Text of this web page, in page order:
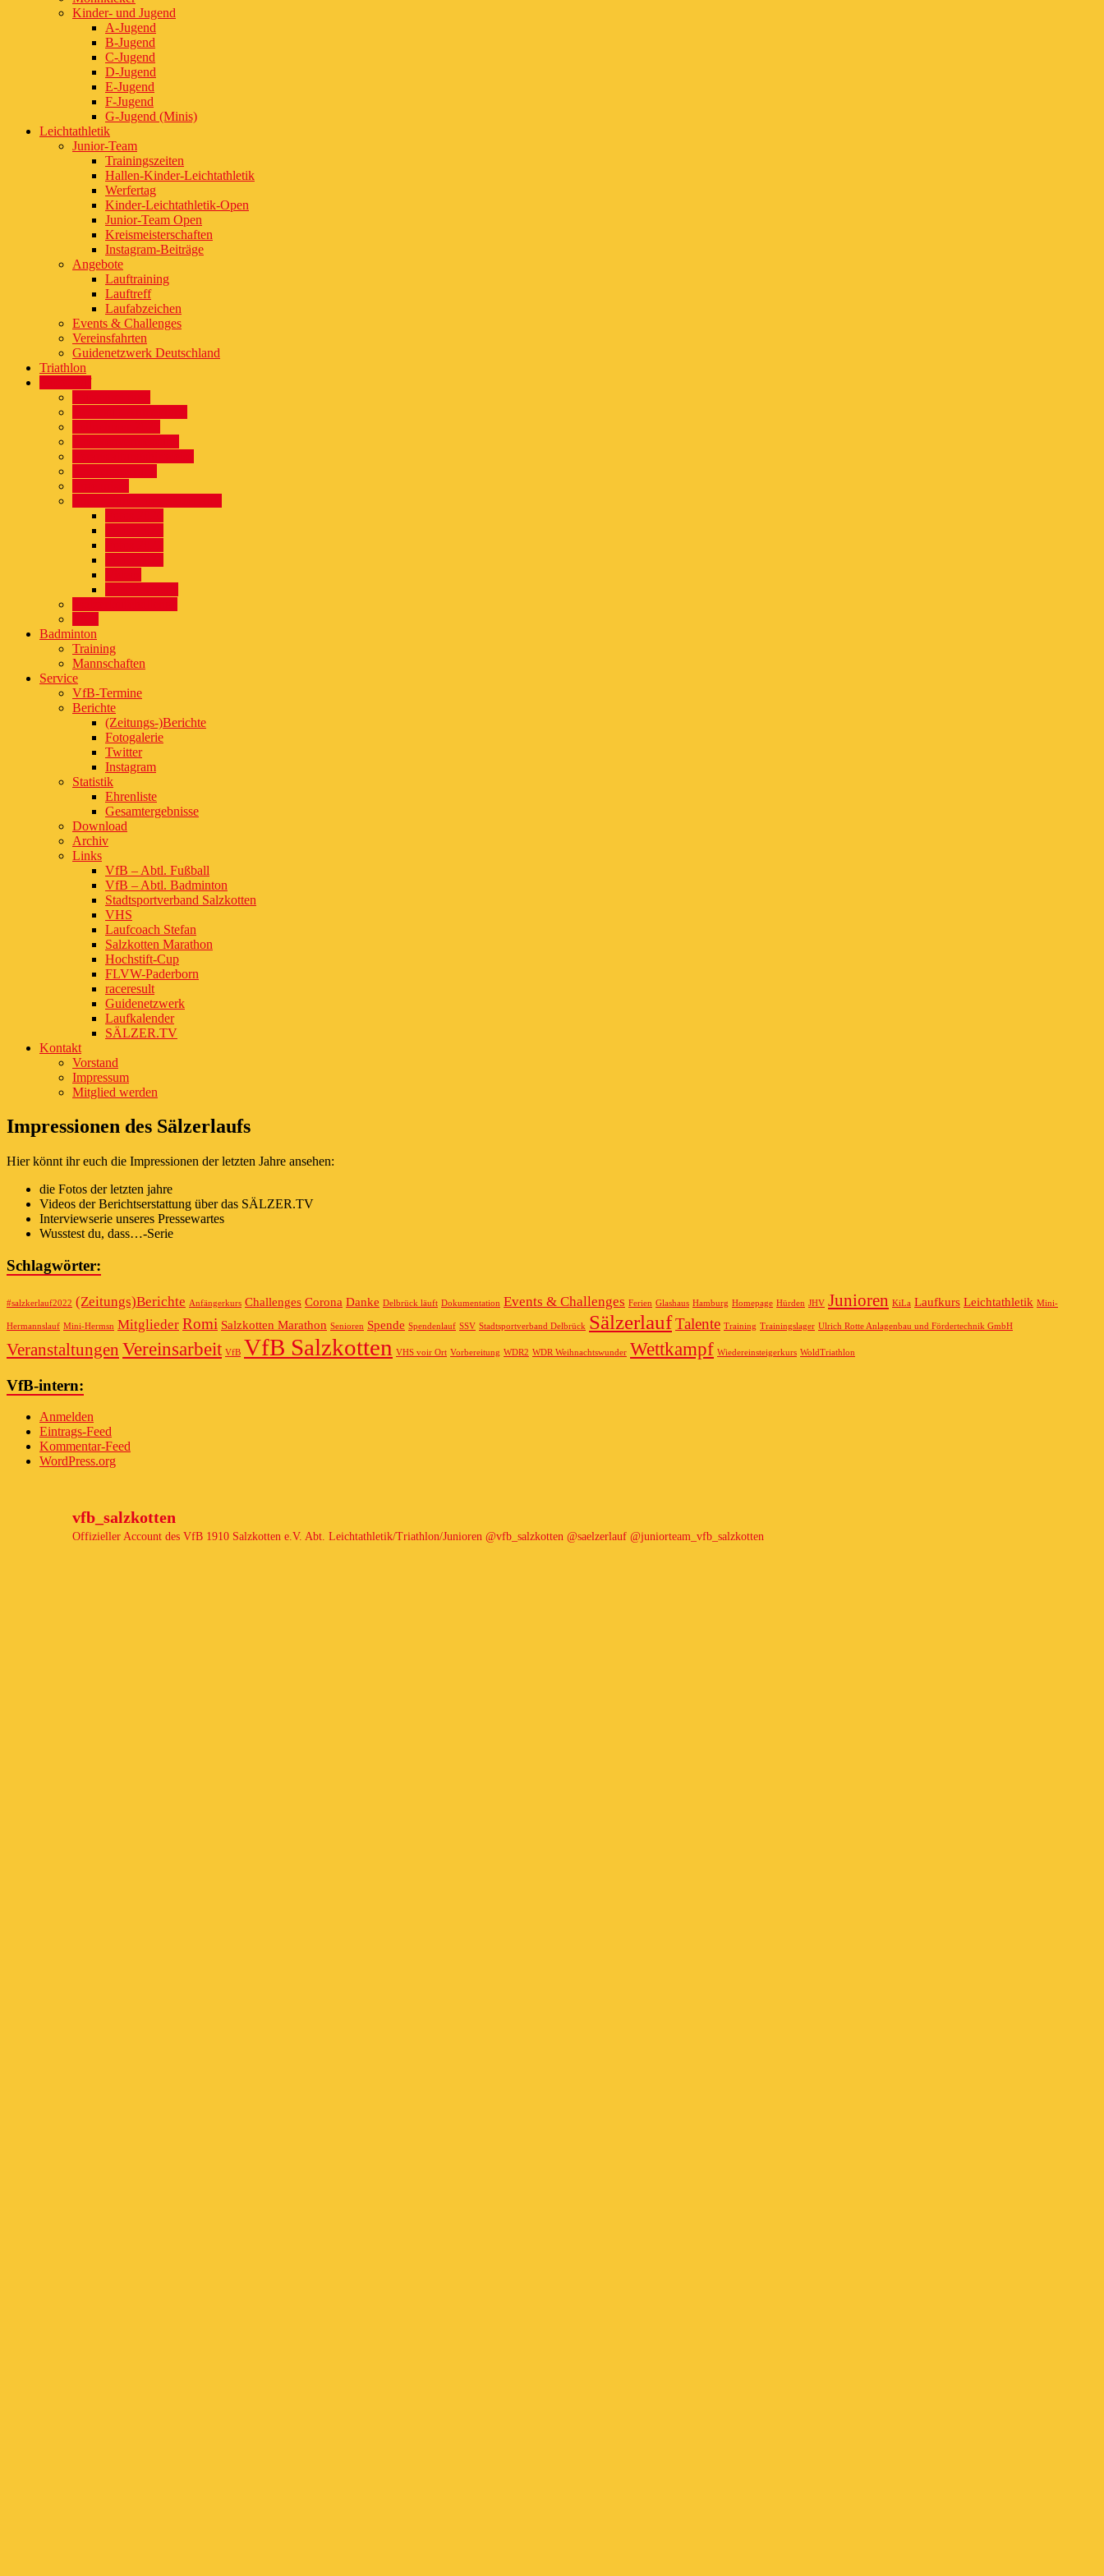
Kinder- und Jugend
A-Jugend
B-Jugend
C-Jugend
D-Jugend
E-Jugend
F-Jugend
G-Jugend (Minis)
Leichtathletik
Junior-Team
Trainingszeiten
Hallen-Kinder-Leichtathletik
Werfertag
Kinder-Leichtathletik-Open
Junior-Team Open
Kreismeisterschaften
Instagram-Beiträge
Angebote
Lauftraining
Lauftreff
Laufabzeichen
Events & Challenges
Vereinsfahrten
Guidenetzwerk Deutschland
Triathlon
Badminton
Training
Mannschaften
Service
VfB-Termine
Berichte
(Zeitungs-)Berichte
Fotogalerie
Twitter
Instagram
Statistik
Ehrenliste
Gesamtergebnisse
Download
Archiv
Links
VfB – Abtl. Fußball
VfB – Abtl. Badminton
Stadtsportverband Salzkotten
VHS
Laufcoach Stefan
Salzkotten Marathon
Hochstift-Cup
FLVW-Paderborn
raceresult
Guidenetzwerk
Laufkalender
SÄLZER.TV
Kontakt
Vorstand
Impressum
Mitglied werden
Impressionen des Sälzerlaufs
Hier könnt ihr euch die Impressionen der letzten Jahre ansehen:
die Fotos der letzten jahre
Videos der Berichtserstattung über das SÄLZER.TV
Interviewserie unseres Pressewartes
Wusstest du, dass…-Serie
Schlagwörter:
#salzkerlauf2022 (Zeitungs)Berichte Anfängerkurs Challenges Corona Danke Delbrück läuft Dokumentation Events & Challenges Ferien Glashaus Hamburg Homepage Hürden JHV Junioren KiLa Laufkurs Leichtathletik Mini-
Hermannslauf Mini-Hermsn Mitglieder Romi Salzkotten Marathon Senioren Spende Spendenlauf SSV Stadtsportverband Delbrück SälzerlaufTalente Training Trainingslager Ulrich Rotte Anlagenbau und Fördertechnik GmbH
Veranstaltungen Vereinsarbeit VfB VfB Salzkotten VHS voir Ort Vorbereitung WDR2 WDR Weihnachtswunder Wettkampf Wiedereinsteigerkurs WoldTriathlon
VfB-intern:
Anmelden
Eintrags-Feed
Kommentar-Feed
WordPress.org
vfb_salzkotten
Offizieller Account des VfB 1910 Salzkotten e.V. Abt. Leichtathletik/Triathlon/Junioren @vfb_salzkotten @saelzerlauf @juniorteam_vfb_salzkotten